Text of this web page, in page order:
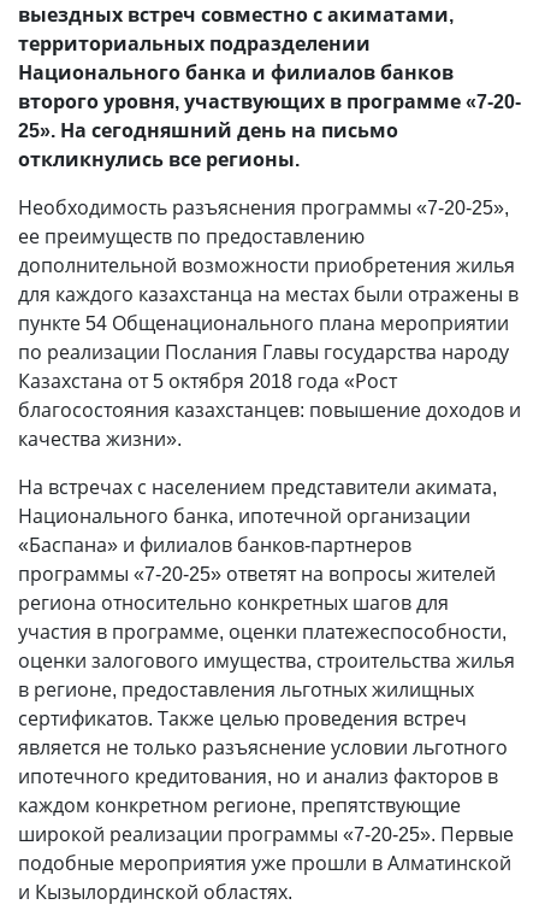
выездных встреч совместно с акиматами,
территориальных подразделении
Национального банка и филиалов банков
второго уровня, участвующих в программе «7-20-
25». На сегодняшний день на письмо
откликнулись все регионы.
Необходимость разъяснения программы «7-20-25»,
ее преимуществ по предоставлению
дополнительной возможности приобретения жилья
для каждого казахстанца на местах были отражены в
пункте 54 Общенационального плана мероприятии
по реализации Послания Главы государства народу
Казахстана от 5 октября 2018 года «Рост
благосостояния казахстанцев: повышение доходов и
качества жизни».
На встречах с населением представители акимата,
Национального банка, ипотечной организации
«Баспана» и филиалов банков-партнеров
программы «7-20-25» ответят на вопросы жителей
региона относительно конкретных шагов для
участия в программе, оценки платежеспособности,
оценки залогового имущества, строительства жилья
в регионе, предоставления льготных жилищных
сертификатов. Также целью проведения встреч
является не только разъяснение условии льготного
ипотечного кредитования, но и анализ факторов в
каждом конкретном регионе, препятствующие
широкой реализации программы «7-20-25». Первые
подобные мероприятия уже прошли в Алматинской
и Кызылординской областях.